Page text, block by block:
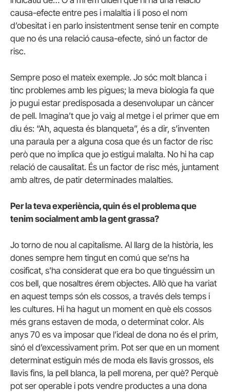
causa-efecte entre pes i malaltia i li poso el nom
d’obesitat i en parlo insistentment sense tenir en compte
que no és una relació causa-efecte, sinó un factor de
risc.
Sempre poso el mateix exemple. Jo sóc molt blanca i
tinc problemes amb les pigues; la meva biologia fa que
jo pugui estar predisposada a desenvolupar un càncer
de pell. Imagina’t que jo vaig al metge i el primer que em
diu és: “Ah, aquesta és blanqueta”, és a dir, s’inventen
una paraula per a alguna cosa que és un factor de risc
però que no implica que jo estigui malalta. No hi ha cap
relació de causalitat. És un factor de risc més, juntament
amb altres, de patir determinades malalties.
Per la teva experiència, quin és el problema que
tenim socialment amb la gent grassa?
Jo torno de nou al capitalisme. Al llarg de la història, les
dones sempre hem tingut en comú que se’ns ha
cosificat, s’ha considerat que era bo que tinguéssim un
cos bell, que nosaltres érem objectes. Allò que ha variat
en aquest temps són els cossos, a través dels temps i
les cultures. Hi ha hagut un moment en què els cossos
més grans estaven de moda, o determinat color. Als
anys 70 es va imposar que l’ideal de dona no és el prim,
sinó el d’excessivament prim. Pot ser que en un moment
determinat estiguin més de moda els llavis grossos, els
llavis fins, la pell blanca, la pell morena, per què? Perquè
pot ser operable i pots vendre productes a una dona